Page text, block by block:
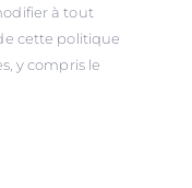
à tout
cette politique
y compris le